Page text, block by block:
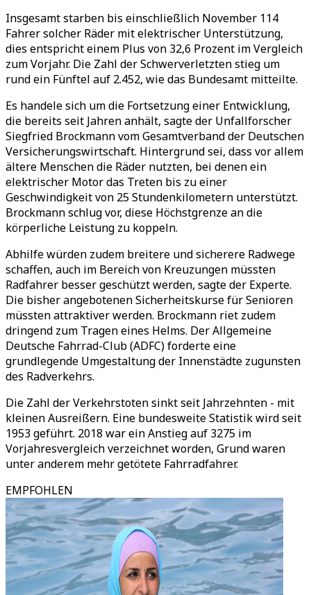
Insgesamt starben bis einschließlich November 114
Fahrer solcher Räder mit elektrischer Unterstützung,
dies entspricht einem Plus von 32,6 Prozent im Vergleich
zum Vorjahr. Die Zahl der Schwerverletzten stieg um
rund ein Fünftel auf 2.452, wie das Bundesamt mitteilte.
Es handele sich um die Fortsetzung einer Entwicklung,
die bereits seit Jahren anhält, sagte der Unfallforscher
Siegfried Brockmann vom Gesamtverband der Deutschen
Versicherungswirtschaft. Hintergrund sei, dass vor allem
ältere Menschen die Räder nutzten, bei denen ein
elektrischer Motor das Treten bis zu einer
Geschwindigkeit von 25 Stundenkilometern unterstützt.
Brockmann schlug vor, diese Höchstgrenze an die
körperliche Leistung zu koppeln.
Abhilfe würden zudem breitere und sicherere Radwege
schaffen, auch im Bereich von Kreuzungen müssten
Radfahrer besser geschützt werden, sagte der Experte.
Die bisher angebotenen Sicherheitskurse für Senioren
müssten attraktiver werden. Brockmann riet zudem
dringend zum Tragen eines Helms. Der Allgemeine
Deutsche Fahrrad-Club (ADFC) forderte eine
grundlegende Umgestaltung der Innenstädte zugunsten
des Radverkehrs.
Die Zahl der Verkehrstoten sinkt seit Jahrzehnten - mit
kleinen Ausreißern. Eine bundesweite Statistik wird seit
1953 geführt. 2018 war ein Anstieg auf 3275 im
Vorjahresvergleich verzeichnet worden, Grund waren
unter anderem mehr getötete Fahrradfahrer.
EMPFOHLEN